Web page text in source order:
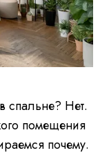
спальне? Нет.
помещения
почему.